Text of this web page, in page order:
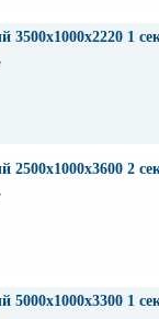
3500х1000х2220 1
2500х1000х3600 2
5000х1000х3300 1